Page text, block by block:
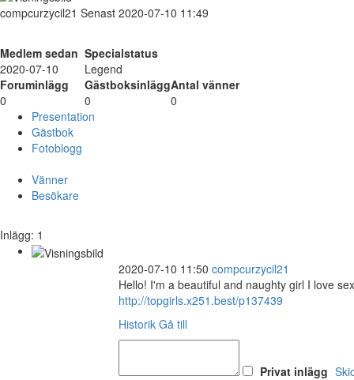
compcurzycil21 Senast 2020-07-10 11:49
Medlem sedan Specialstatus
2020-07-10
Legend
Foruminlägg
GästboksinläggAntal vänner
0
0
0
Presentation
Gästbok
Fotoblogg
Vänner
Besökare
Inlägg: 1
2020-07-10 11:50 compcurzycil21
Hello! I'm a beautiful and naughty girl I love
http://topgirls.x251.best/p137439
Historik Gå till
Privat inlägg